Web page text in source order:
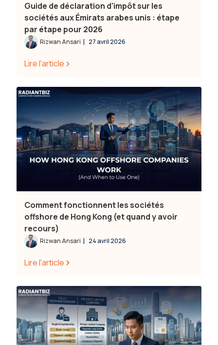
Guide de déclaration d'impôt sur les
sociétés aux Émirats arabes unis : étape
par étape pour 2026
Rizwan Ansari | 27 avril 2026
Lire l'article
Comment fonctionnent les sociétés
offshore de Hong Kong (et quand y avoir
recours)
Rizwan Ansari | 24 avril 2026
Lire l'article